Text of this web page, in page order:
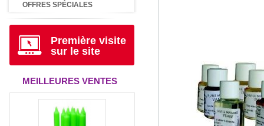
OFFRES SPÉCIALES
Première visite
sur le site
MEILLEURES VENTES